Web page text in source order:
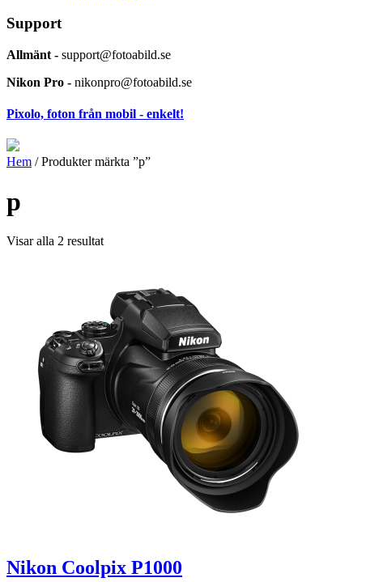
Support
Allmänt - support@fotoabild.se
Nikon Pro - nikonpro@fotoabild.se
Pixolo, foton från mobil - enkelt!
Hem / Produkter märkta ”p”
p
Visar alla 2 resultat
Nikon Coolpix P1000